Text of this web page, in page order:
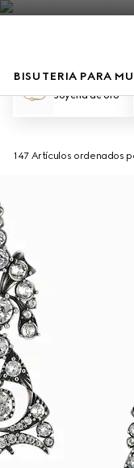
BISUTERIA PARA
Joyería de oro
147 Artículos ordenados